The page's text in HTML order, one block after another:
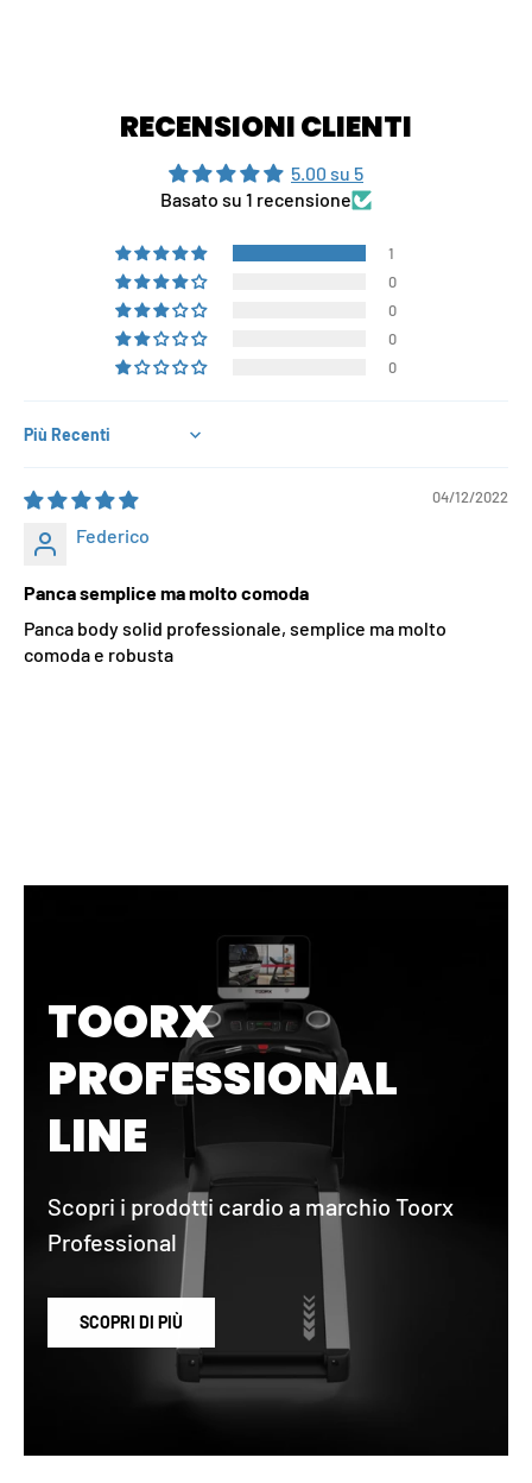
RECENSIONI CLIENTI
5.00 su 5
Basato su 1 recensione
1
0
0
0
0
Sort by
04/12/2022
Federico
Panca semplice ma molto comoda
Panca body solid professionale, semplice ma molto
comoda e robusta
TOORX
PROFESSIONAL
LINE
Scopri i prodotti cardio a marchio Toorx
Professional
SCOPRI DI PIÙ